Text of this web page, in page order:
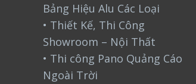
Bảng Hiệu Alu Các Loại
• Thiết Kế, Thi Công
Showroom – Nội Thất
• Thi công Pano Quảng Cáo
Ngoài Trời